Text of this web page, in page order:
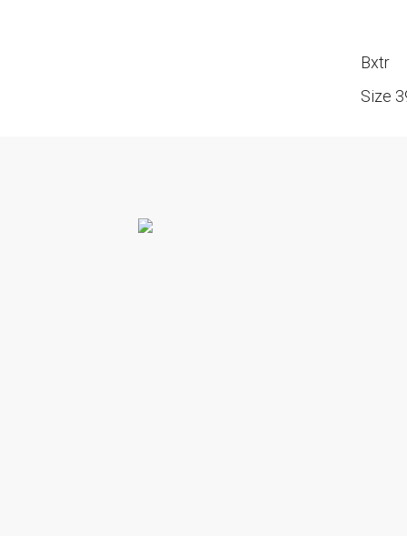
Bxtr
Size